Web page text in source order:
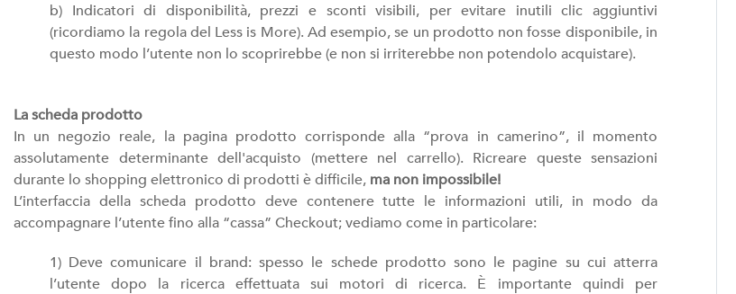
b) Indicatori di disponibilità, prezzi e sconti visibili, per evitare inutili clic aggiuntivi
(ricordiamo la regola del Less is More). Ad esempio, se un prodotto non fosse disponibile, in
questo modo l’utente non lo scoprirebbe (e non si irriterebbe non potendolo acquistare).
La scheda prodotto
In un negozio reale, la pagina prodotto corrisponde alla “prova in camerino”, il momento
assolutamente determinante dell'acquisto (mettere nel carrello). Ricreare queste sensazioni
durante lo shopping elettronico di prodotti è difficile, ma non impossibile!
L’interfaccia della scheda prodotto deve contenere tutte le informazioni utili, in modo da
accompagnare l’utente fino alla “cassa” Checkout; vediamo come in particolare:
1) Deve comunicare il brand: spesso le schede prodotto sono le pagine su cui atterra
l’utente dopo la ricerca effettuata sui motori di ricerca. È importante quindi per
Possiamo Indicizzare e
Ricerca, in Prima Pagina